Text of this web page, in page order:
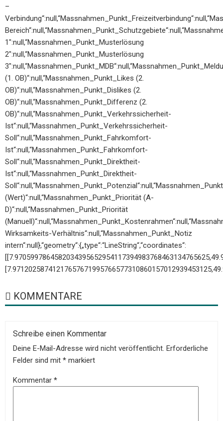
–
1″:null,“Massnahmen_Punkt_Musterlösung
2″:null,“Massnahmen_Punkt_Musterlösung
(1. OB)“:null,“Massnahmen_Punkt_Likes (2.
OB)“:null,“Massnahmen_Punkt_Dislikes (2.
OB)“:null,“Massnahmen_Punkt_Differenz (2.
OB)“:null,“Massnahmen_Punkt_Verkehrssicherheit-
Ist“:null,“Massnahmen_Punkt_Verkehrssicherheit-
Soll“:null,“Massnahmen_Punkt_Fahrkomfort-
Ist“:null,“Massnahmen_Punkt_Fahrkomfort-
Soll“:null,“Massnahmen_Punkt_Direktheit-
Ist“:null,“Massnahmen_Punkt_Direktheit-
(Wert)“:null,“Massnahmen_Punkt_Priorität (A-
D)“:null,“Massnahmen_Punkt_Priorität
Wirksamkeits-Verhältnis“:null,“Massnahmen_Punkt_Notiz
intern“:null},“geometry“:{„type“:“LineString“,“coordinates“:
KOMMENTARE
Schreibe einen Kommentar
Deine E-Mail-Adresse wird nicht veröffentlicht. Erforderliche
Felder sind mit * markiert
Kommentar *